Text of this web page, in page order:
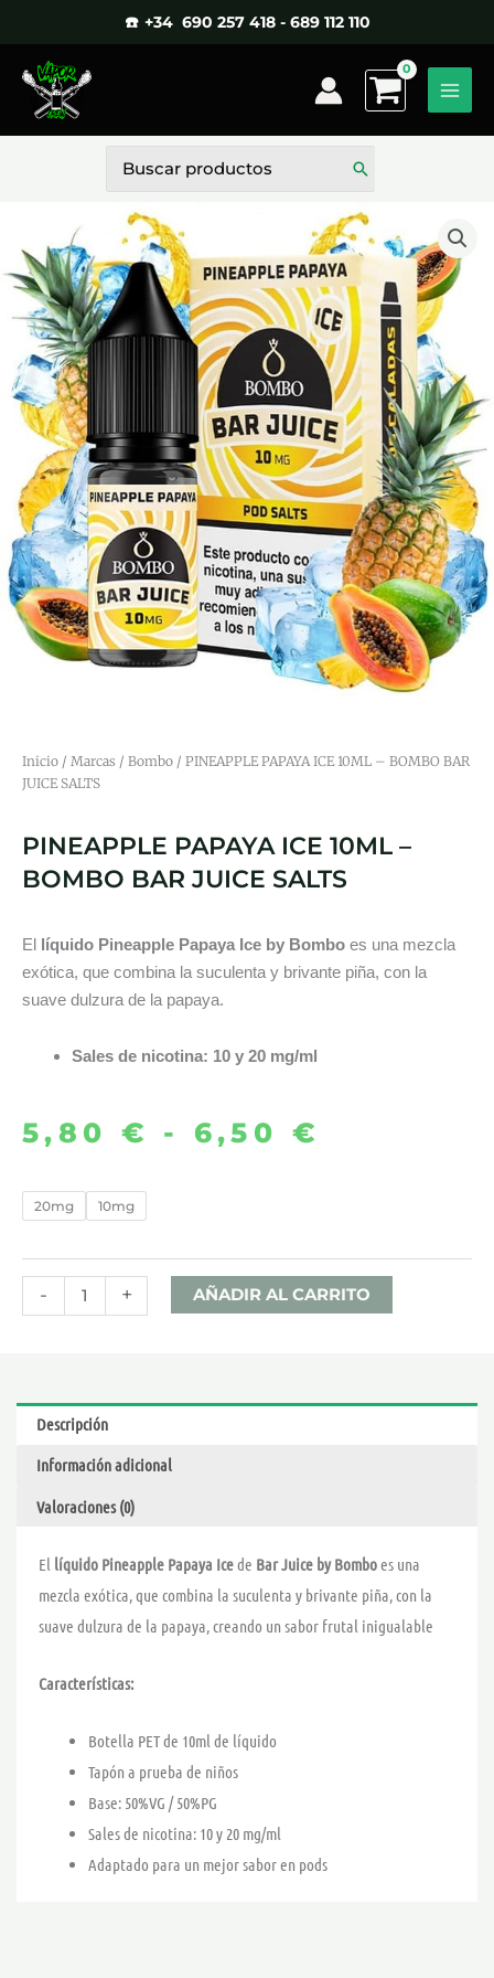
contenido
☎️ +34 690 257 418 - 689 112 110
por:
Inicio / Marcas / Bombo / PINEAPPLE PAPAYA ICE 10ML – BOMBO BAR
JUICE SALTS
PINEAPPLE PAPAYA ICE 10ML –
BOMBO BAR JUICE SALTS
El líquido Pineapple Papaya Ice by Bombo es una mezcla
exótica, que combina la suculenta y brivante piña, con la
suave dulzura de la papaya.
Sales de nicotina: 10 y 20 mg/ml
5,80 € - 6,50 €
desde
hasta
20mg 10mg
-
PINEAPPLE
ICE
–
JUICE
SALTS
cantidad
+ AÑADIR AL CARRITO
Descripción
Información adicional
Valoraciones (0)
El líquido Pineapple Papaya Icede Bar Juice by Bomboes una
mezcla exótica, que combina la suculenta y brivante piña, con la
suave dulzura de la papaya, creando un sabor frutal inigualable
Características:
Botella PET de 10ml de líquido
Tapón a prueba de niños
Base: 50%VG / 50%PG
Sales de nicotina: 10 y 20 mg/ml
Adaptado para un mejor sabor en pods